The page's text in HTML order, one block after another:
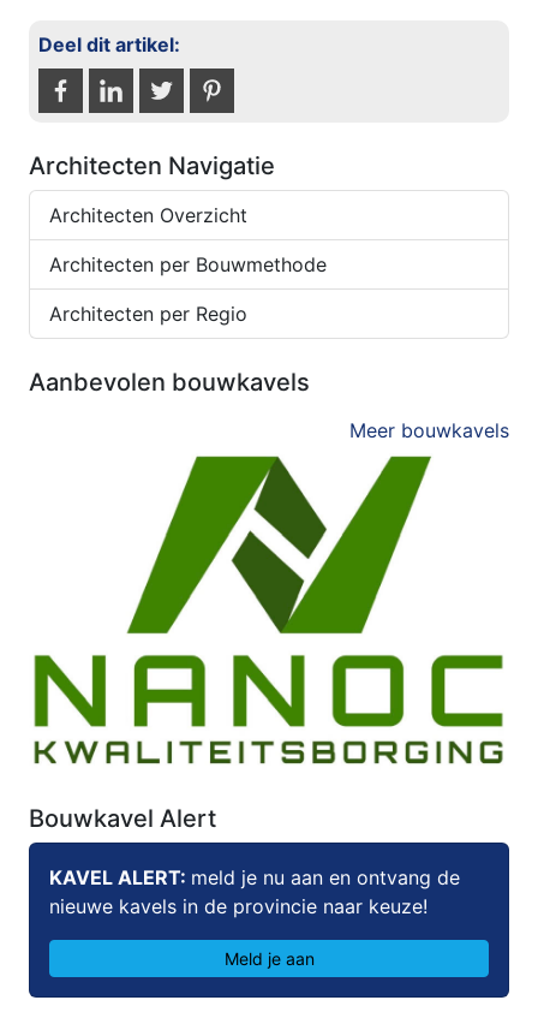
Deel dit artikel:
Architecten Navigatie
Architecten Overzicht
Architecten per Bouwmethode
Architecten per Regio
Aanbevolen bouwkavels
Meer bouwkavels
Bouwkavel Alert
KAVEL ALERT: meld je nu aan en ontvang de
nieuwe kavels in de provincie naar keuze!
Meld je aan